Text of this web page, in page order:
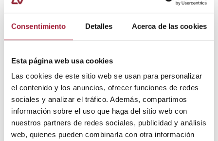
Consentimiento Detalles Acerca de las cookies
Esta página web usa cookies
Las cookies de este sitio web se usan para personalizar
el contenido y los anuncios, ofrecer funciones de redes
sociales y analizar el tráfico. Además, compartimos
información sobre el uso que haga del sitio web con
nuestros partners de redes sociales, publicidad y análisis
web, quienes pueden combinarla con otra información
puede tener efectividad en episodios agudos como
coadyuvante.
aceite de onagra pueden cambiar el equilibrio de
el dolor en las mamas.
También el extracto de Sauzgatillo (Vitex agnus
castus) se emplea habitualmente cuando la
mastodinia se asocia a alteraciones hormonales en
la mujer.